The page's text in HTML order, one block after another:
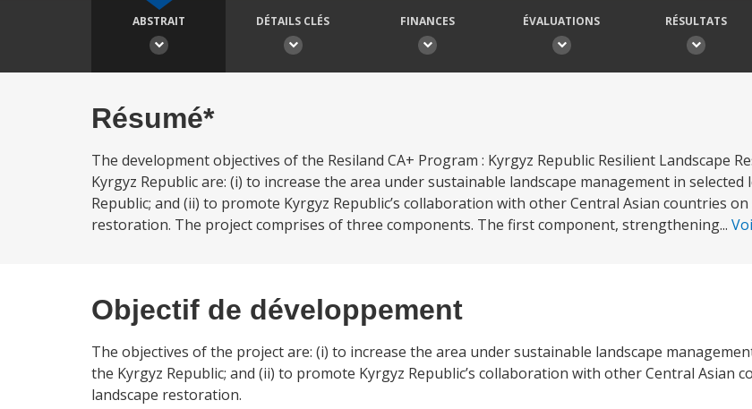
ABSTRAIT DÉTAILS CLÉS FINANCES ÉVALUATIONS RÉSULTATS
Résumé*
The development objectives of the Resiland CA+ Program : Kyrgyz Republic Resilient Landscape
Kyrgyz Republic are: (i) to increase the area under sustainable landscape management in
Republic; and (ii) to promote Kyrgyz Republic’s collaboration with other Central Asian countries
restoration. The project comprises of three components. The first component, strengthening...
Objectif de développement
The objectives of the project are: (i) to increase the area under sustainable landscape
the Kyrgyz Republic; and (ii) to promote Kyrgyz Republic’s collaboration with other Central Asian
landscape restoration.